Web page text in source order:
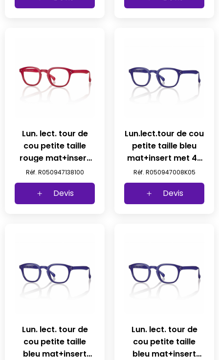
Lun. lect. tour de
cou petite taille
rouge mat+insert
met 47 23-145 +1
prix net
Réf. R050947138100
Devis
Lun.lect.tour de cou
petite taille bleu
mat+insert met 47
23-145 (5pcs) prix
net
Réf. R050947008K05
Devis
Lun. lect. tour de
cou petite taille
bleu mat+insert
Lun. lect. tour de
cou petite taille
bleu mat+insert